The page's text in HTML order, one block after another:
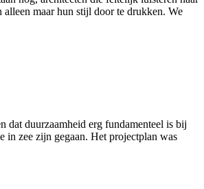
alleen maar hun stijl door te drukken. We
dat duurzaamheid erg fundamenteel is bij
in zee zijn gegaan. Het projectplan was